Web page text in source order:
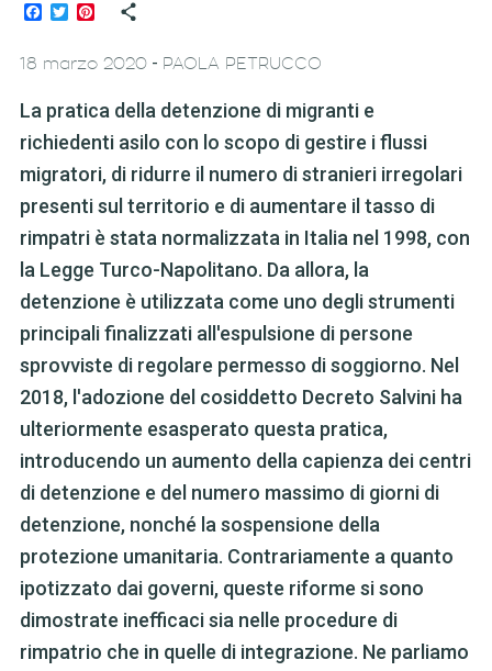
Facebook
TwitterPinterest
18 marzo 2020- PAOLA PETRUCCO
La pratica della detenzione di migranti e
richiedenti asilo con lo scopo di gestire i flussi
migratori, di ridurre il numero di stranieri irregolari
presenti sul territorio e di aumentare il tasso di
rimpatri è stata normalizzata in Italia nel 1998, con
la Legge Turco-Napolitano. Da allora, la
detenzione è utilizzata come uno degli strumenti
principali finalizzati all'espulsione di persone
sprovviste di regolare permesso di soggiorno. Nel
2018, l'adozione del cosiddetto Decreto Salvini ha
ulteriormente esasperato questa pratica,
introducendo un aumento della capienza dei centri
di detenzione e del numero massimo di giorni di
detenzione, nonché la sospensione della
protezione umanitaria. Contrariamente a quanto
ipotizzato dai governi, queste riforme si sono
dimostrate inefficaci sia nelle procedure di
rimpatrio che in quelle di integrazione. Ne parliamo